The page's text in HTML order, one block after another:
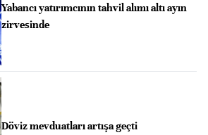
Yabancı yatırımcının tahvil alımı altı ayın
zirvesinde
Döviz mevduatları artışa geçti